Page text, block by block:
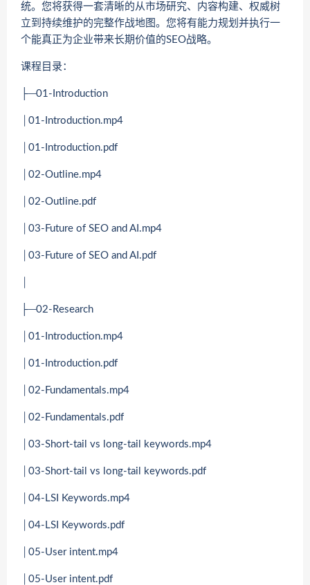
统。您将获得一套清晰的从市场研究、内容构建、权威树
立到持续维护的完整作战地图。您将有能力规划并执行一
个能真正为企业带来长期价值的SEO战略。
课程目录：
├─01-Introduction
│01-Introduction.mp4
│01-Introduction.pdf
│02-Outline.mp4
│02-Outline.pdf
│03-Future of SEO and AI.mp4
│03-Future of SEO and AI.pdf
├─02-Research
│01-Introduction.mp4
│01-Introduction.pdf
│02-Fundamentals.mp4
│02-Fundamentals.pdf
│03-Short-tail vs long-tail keywords.mp4
│03-Short-tail vs long-tail keywords.pdf
│04-LSI Keywords.mp4
│04-LSI Keywords.pdf
│05-User intent.mp4
│05-User intent.pdf